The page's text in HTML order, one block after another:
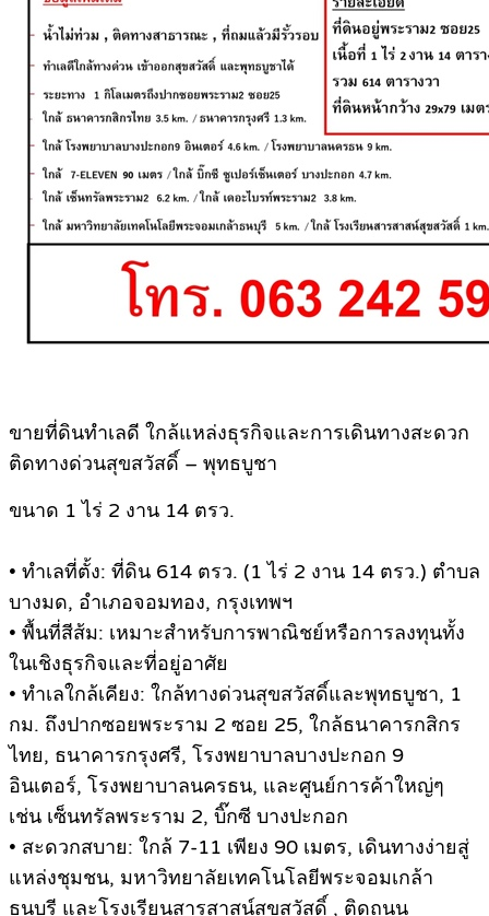
ขายที่ดินทำเลดี ใกล้แหล่งธุรกิจและการเดินทางสะดวก
ติดทางด่วนสุขสวัสดิ์ – พุทธบูชา
ขนาด 1 ไร่ 2 งาน 14 ตรว.
• ทำเลที่ตั้ง: ที่ดิน 614 ตรว. (1 ไร่ 2 งาน 14 ตรว.) ตำบล
บางมด, อำเภอจอมทอง, กรุงเทพฯ
• พื้นที่สีส้ม: เหมาะสำหรับการพาณิชย์หรือการลงทุนทั้ง
ในเชิงธุรกิจและที่อยู่อาศัย
• ทำเลใกล้เคียง: ใกล้ทางด่วนสุขสวัสดิ์และพุทธบูชา, 1
กม. ถึงปากซอยพระราม 2 ซอย 25, ใกล้ธนาคารกสิกร
ไทย, ธนาคารกรุงศรี, โรงพยาบาลบางปะกอก 9
อินเตอร์, โรงพยาบาลนครธน, และศูนย์การค้าใหญ่ๆ
เช่น เซ็นทรัลพระราม 2, บิ๊กซี บางปะกอก
• สะดวกสบาย: ใกล้ 7-11 เพียง 90 เมตร, เดินทางง่ายสู่
แหล่งชุมชน, มหาวิทยาลัยเทคโนโลยีพระจอมเกล้า
ธนบุรี และโรงเรียนสารสาสน์สุขสวัสดิ์ , ติดถนน